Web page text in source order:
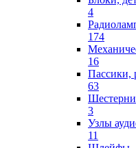
4
174
16
Пассики,
63
Шестерни
3
Узлы
11